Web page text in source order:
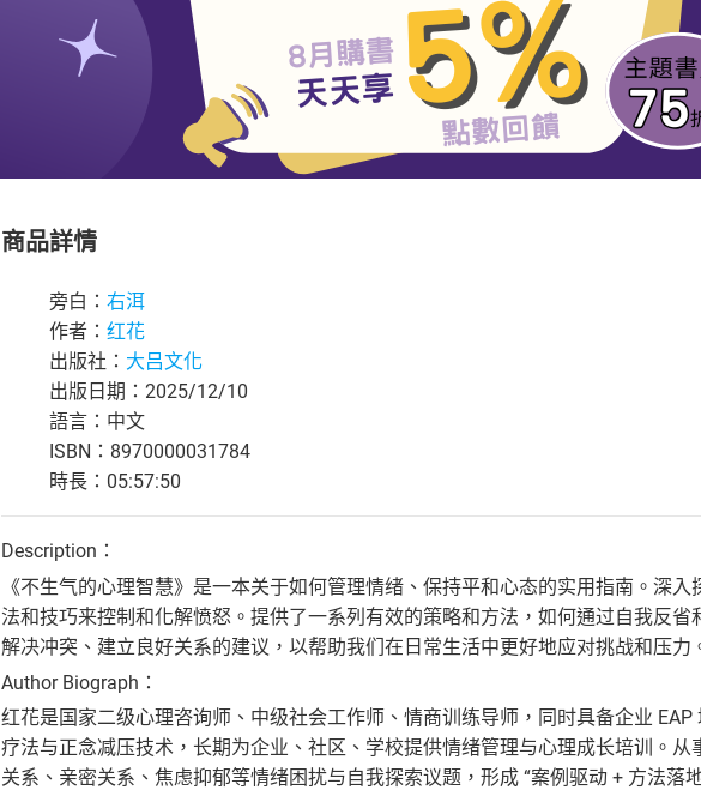
商品詳情
旁白： 右洱
作者： 红花
出版社： 大吕文化
出版日期：2025/12/10
語言：中文
ISBN：8970000031784
時長：05:57:50
Description：
《不生气的心理智慧》是一本关于如何管理情绪、保持平和心态的实用指南。深
法和技巧来控制和化解愤怒。提供了一系列有效的策略和方法，如何通过自我反
解决冲突、建立良好关系的建议，以帮助我们在日常生活中更好地应对挑战和压力
Author Biograph：
红花是国家二级心理咨询师、中级社会工作师、情商训练导师，同时具备企业
疗法与正念减压技术，长期为企业、社区、学校提供情绪管理与心理成长培训。
关系、亲密关系、焦虑抑郁等情绪困扰与自我探索议题，形成 “案例驱动 + 方法落